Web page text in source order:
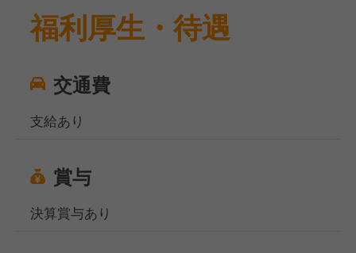
福利厚生・待遇
交通費
支給あり
賞与
決算賞与あり